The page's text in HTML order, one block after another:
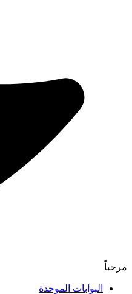
مرحباً
البوابات الموحدة